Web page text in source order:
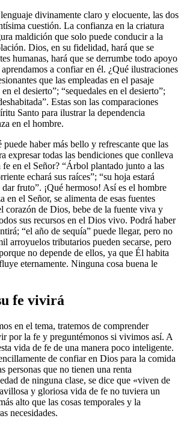
divinamente claro y elocuente, las dos
cuestión. La confianza en la criatura
maldición que solo puede conducir a la
Dios, en su fidelidad, hará que se
humanas, hará que se derrumbe todo apoyo
a confiar en él. ¿Qué ilustraciones
que las empleadas en el pasaje
el desierto”; “sequedales en el desierto”;
Estas son las comparaciones
Santo para ilustrar la dependencia
en el hombre.
haber más bello y refrescante que las
expresar todas las bendiciones que conlleva
en el Señor? “Árbol plantado junto a las
echará sus raíces”; “su hoja estará
fruto”. ¡Qué hermoso! Así es el hombre
en el Señor, se alimenta de esas fuentes
corazón de Dios, bebe de la fuente viva y
sus recursos en el Dios vivo. Podrá haber
“el año de sequía” puede llegar, pero no
arroyuelos tributarios pueden secarse, pero
no depende de ellos, ya que Él habita
eternamente. Ninguna cosa buena le
fe vivirá
en el tema, tratemos de comprender
por la fe y preguntémonos si vivimos así. A
vida de fe de una manera poco inteligente.
de confiar en Dios para la comida
personas que no tienen una renta
de ninguna clase, se dice que «viven de
y gloriosa vida de fe no tuviera un
alto que las cosas temporales y la
necesidades.